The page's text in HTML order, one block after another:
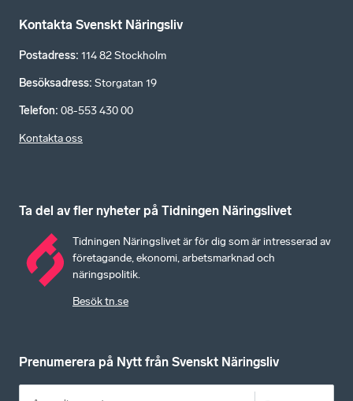
Kontakta Svenskt Näringsliv
Postadress: 114 82 Stockholm
Besöksadress: Storgatan 19
Telefon: 08-553 430 00
Kontakta oss
Ta del av fler nyheter på Tidningen Näringslivet
Tidningen Näringslivet är för dig som är intresserad av
företagande, ekonomi, arbetsmarknad och
näringspolitik.
Besök tn.se
Prenumerera på Nytt från Svenskt Näringsliv